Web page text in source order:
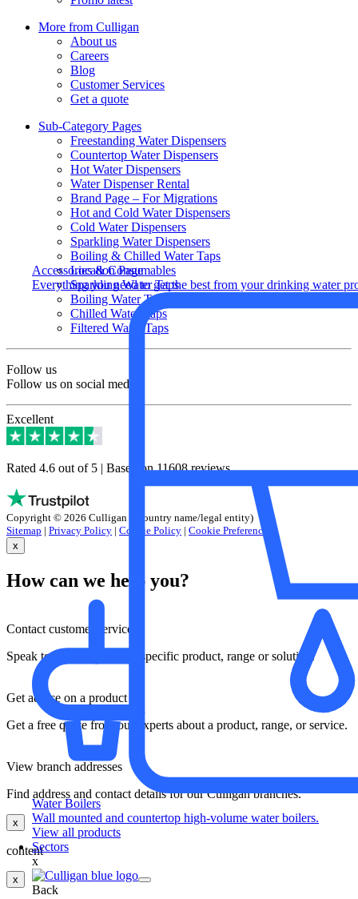
Accessories & Consumables
Everything you need to get the best from your drinking water
Water Boilers
Wall mounted and countertop high-volume water boilers.
View all products
Sectors
x
Back
More from Culligan
About us
Careers
Blog
Customer Services
Get a quote
Sub-Category Pages
Freestanding Water Dispensers
Countertop Water Dispensers
Hot Water Dispensers
Water Dispenser Rental
Brand Page – For Migrations
Hot and Cold Water Dispensers
Cold Water Dispensers
Sparkling Water Dispensers
Boiling & Chilled Water Taps
Location Page
Sparkling Water Taps
Boiling Water Taps
Chilled Water Taps
Filtered Water Taps
Follow us
Follow us on social media
Excellent
Rated 4.6 out of 5 | Based on 11608 reviews
Copyright © 2026 Culligan (+country name/legal entity)
Sitemap | Privacy Policy | Cookie Policy | Cookie Preferences
x
How can we help you?
Contact customer services
Speak to our team about a specific product, range or solution.
Get advice on a product
Get a free quote from our experts about a product, range, or service.
View branch addresses
Find address and contact details for our Culligan branches.
x
content
x